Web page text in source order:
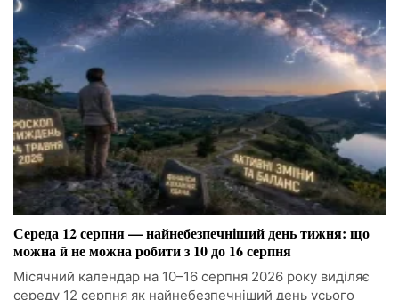
Середа 12 серпня — найнебезпечніший день тижня: що
можна й не можна робити з 10 до 16 серпня
Місячний календар на 10–16 серпня 2026 року виділяє
середу 12 серпня як найнебезпечніший день усього